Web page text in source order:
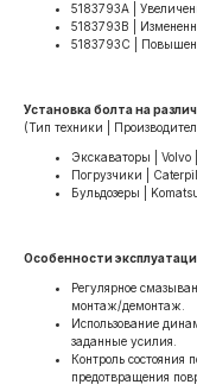
5183793A |
5183793B |
5183793C |
Установка болта на
(Тип техники |
Экскаваторы | Volvo
Погрузчики |
Бульдозеры |
Особенности
Регулярное
монтаж/демонтаж.
Использование
заданные усилия.
Контроль состояния
предотвращения